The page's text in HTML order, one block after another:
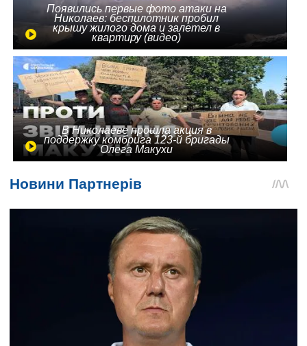
Появились первые фото атаки на
Николаев: беспилотник пробил
крышу жилого дома и залетел в
квартиру (видео)
В Николаеве прошла акция в
поддержку комбрига 123-й бригады
Олега Макухи